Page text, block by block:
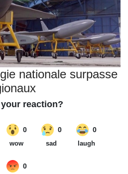
nationale surpasse